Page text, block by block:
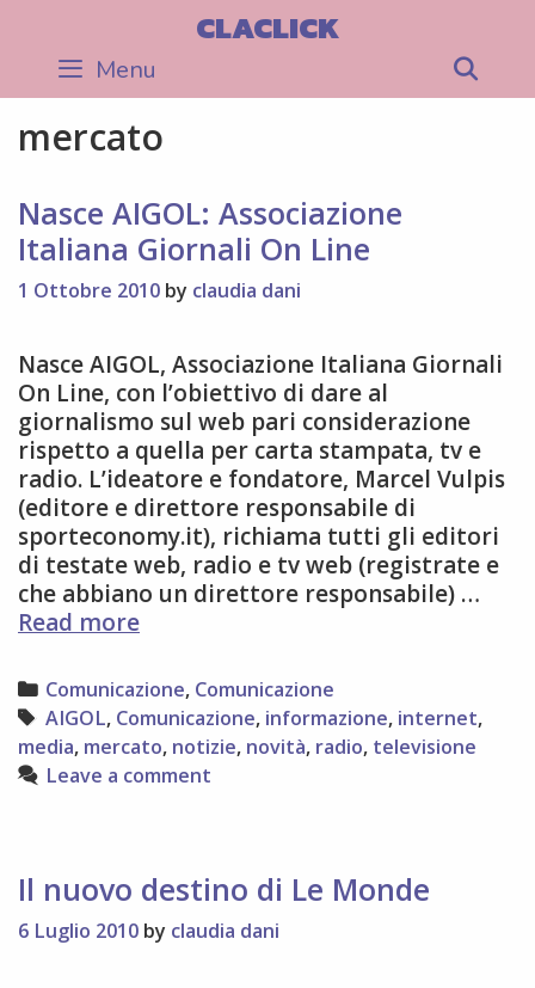
content
CLACLICK
Menu
mercato
Nasce AIGOL: Associazione
Italiana Giornali On Line
1 Ottobre 2010 by claudia dani
Nasce AIGOL, Associazione Italiana Giornali
On Line, con l’obiettivo di dare al
giornalismo sul web pari considerazione
rispetto a quella per carta stampata, tv e
radio. L’ideatore e fondatore, Marcel Vulpis
(editore e direttore responsabile di
sporteconomy.it), richiama tutti gli editori
di testate web, radio e tv web (registrate e
che abbiano un direttore responsabile) …
Read moreNasce
Associazione
Italiana
Giornali
On
Line
Categories
Comunicazione, Comunicazione
Tags
AIGOL, Comunicazione, informazione, internet,
media, mercato, notizie, novità, radio, televisione
Leave a comment
Il nuovo destino di Le Monde
6 Luglio 2010 by claudia dani